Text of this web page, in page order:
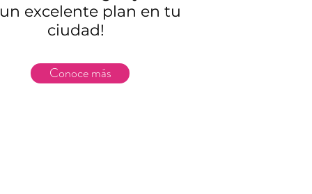
excelente plan en tu
ciudad!
Conoce más